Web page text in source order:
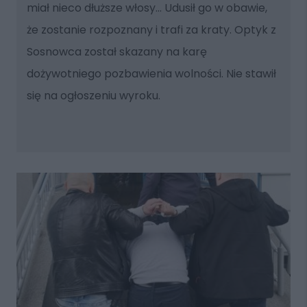
miał nieco dłuższe włosy... Udusił go w obawie,
że zostanie rozpoznany i trafi za kraty. Optyk z
Sosnowca został skazany na karę
dożywotniego pozbawienia wolności. Nie stawił
się na ogłoszeniu wyroku.